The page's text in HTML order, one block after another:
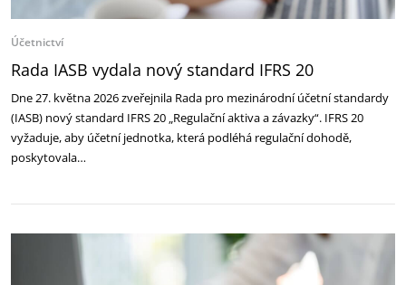
Účetnictví
Rada IASB vydala nový standard IFRS 20
Dne 27. května 2026 zveřejnila Rada pro mezinárodní účetní standardy
(IASB) nový standard IFRS 20 „Regulační aktiva a závazky“. IFRS 20
vyžaduje, aby účetní jednotka, která podléhá regulační dohodě,
poskytovala…